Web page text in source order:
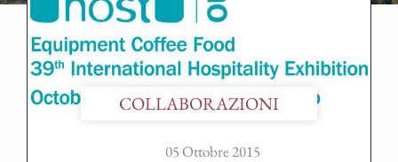
COLLABORAZIONI
05 Ottobre 2015